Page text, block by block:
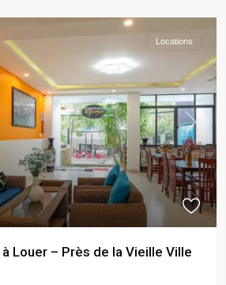
Next
Locations
Louer – Près de la Vieille Ville